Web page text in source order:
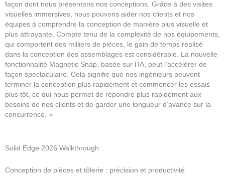
façon dont nous présentons nos conceptions. Grâce à des visites
visuelles immersives, nous pouvons aider nos clients et nos
équipes à comprendre la conception de manière plus visuelle et
plus attrayante. Compte tenu de la complexité de nos équipements,
qui comportent des milliers de pièces, le gain de temps réalisé
dans la conception des assemblages est considérable. La nouvelle
fonctionnalité Magnetic Snap, basée sur l’IA, peut l’accélérer de
façon spectaculaire. Cela signifie que nos ingénieurs peuvent
terminer la conception plus rapidement et commencer les essais
plus tôt, ce qui nous permet de répondre plus rapidement aux
besoins de nos clients et de garder une longueur d’avance sur la
concurrence. »
Solid Edge 2026 Walkthrough
Conception de pièces et tôlerie : précision et productivité